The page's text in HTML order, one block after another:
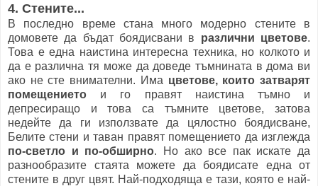
4. Стените...
В последно време стана много модерно стените в
домовете да бъдат боядисвани в различни цветове.
Това е една наистина интересна техника, но колкото и
да е различна тя може да доведе тъмнината в дома ви
ако не сте внимателни. Има цветове, които затварят
помещението и го правят наистина тъмно и
депресиращо и това са тъмните цветове, затова
недейте да ги използвате да цялостно боядисване,
Белите стени и таван правят помещението да изглежда
по-светло и по-обширно. Но ако все пак искате да
разнообразите стаята можете да боядисате една от
стените в друг цвят. Най-подходяща е тази, която е най-